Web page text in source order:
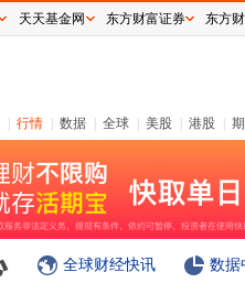
行情 数据 全球 美股 港股
全球财经快讯 数据
天天基金网 东方财富证券 东方